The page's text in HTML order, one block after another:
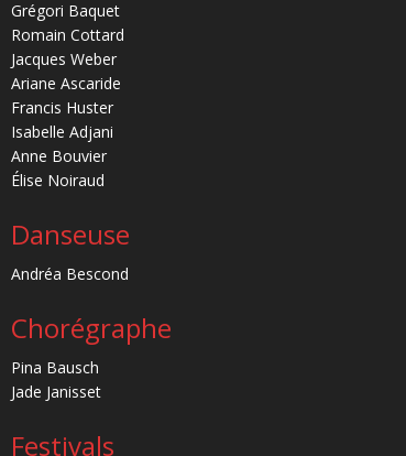
Grégori Baquet
Romain Cottard
Jacques Weber
Ariane Ascaride
Francis Huster
Isabelle Adjani
Anne Bouvier
Élise Noiraud
Danseuse
Andréa Bescond
Chorégraphe
Pina Bausch
Jade Janisset
Festivals